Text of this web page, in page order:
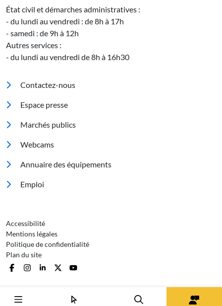
État civil et démarches administratives :
- du lundi au vendredi : de 8h à 17h
- samedi : de 9h à 12h
Autres services :
- du lundi au vendredi de 8h à 16h30
Pied de page
Contactez-nous
Espace presse
Marchés publics
Footer 2
Webcams
Annuaire des équipements
Emploi
Pied de page 3
Accessibilité
Mentions légales
Politique de confidentialité
Plan du site